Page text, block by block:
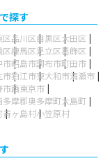
探す
区品川区目黒区大田区
区練馬区足立区葛飾区
市昭島市調布市町田市
市狛江市東大和市清瀬市
市西東京市
多摩郡奥多摩町大島町
青ヶ島村小笠原村